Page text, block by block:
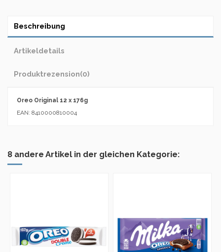
Beschreibung
Artikeldetails
Produktrezension(0)
Oreo Original 12 x 176g
EAN: 8410000810004
8 andere Artikel in der gleichen Kategorie: